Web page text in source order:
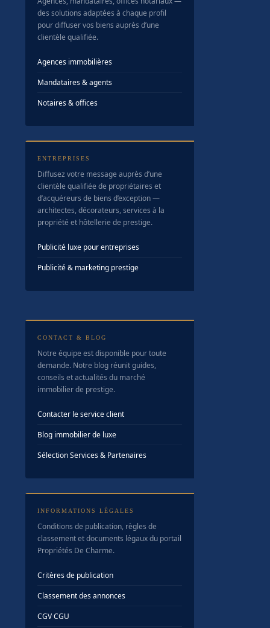
des solutions adaptées à chaque profil
pour diffuser vos biens auprès d’une
clientèle qualifiée.
Agences immobilières
Mandataires & agents
Notaires & offices
ENTREPRISES
Diffusez votre message auprès d’une
clientèle qualifiée de propriétaires et
d’acquéreurs de biens d’exception —
architectes, décorateurs, services à la
propriété et hôtellerie de prestige.
Publicité luxe pour entreprises
Publicité & marketing prestige
CONTACT & BLOG
Notre équipe est disponible pour toute
demande. Notre blog réunit guides,
conseils et actualités du marché
immobilier de prestige.
Contacter le service client
Blog immobilier de luxe
Sélection Services & Partenaires
INFORMATIONS LÉGALES
Conditions de publication, règles de
classement et documents légaux du portail
Propriétés De Charme.
Critères de publication
Classement des annonces
CGV·CGU